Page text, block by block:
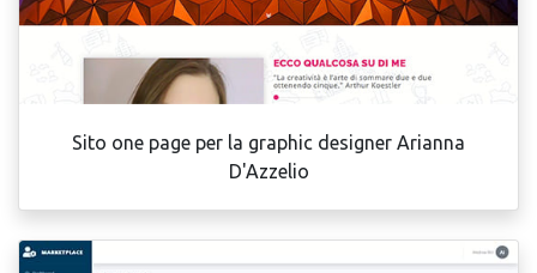
Sito one page per la graphic designer Arianna
D'Azzelio